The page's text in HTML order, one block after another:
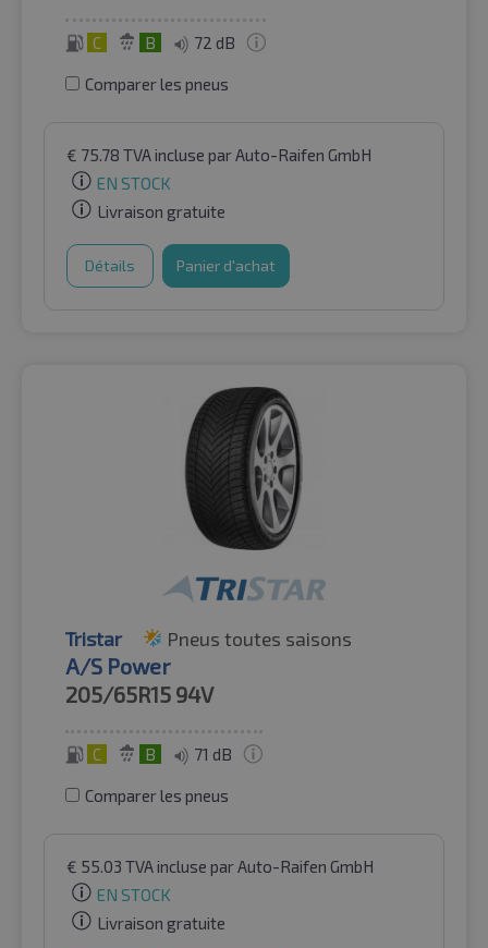
C B 72 dB
Comparer les pneus
€ 75.78 TVA incluse par Auto-Raifen GmbH
EN STOCK
Livraison gratuite
Détails Panier d'achat
Tristar Pneus toutes saisons
A/S Power
205/65R15 94V
C B 71 dB
Comparer les pneus
€ 55.03 TVA incluse par Auto-Raifen GmbH
EN STOCK
Livraison gratuite